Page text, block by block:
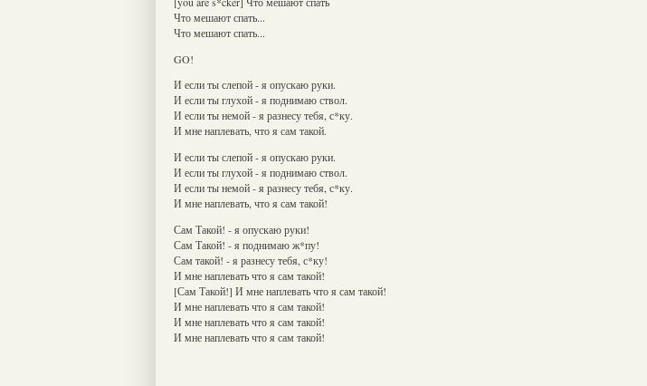
Что мешают спать...
Что мешают спать...
GO!
И если ты слепой - я опускаю руки.
И если ты глухой - я поднимаю ствол.
И если ты немой - я разнесу тебя, с*ку.
И мне наплевать, что я сам такой.
И если ты слепой - я опускаю руки.
И если ты глухой - я поднимаю ствол.
И если ты немой - я разнесу тебя, с*ку.
И мне наплевать, что я сам такой!
Сам Такой! - я опускаю руки!
Сам Такой! - я поднимаю ж*пу!
Сам такой! - я разнесу тебя, с*ку!
И мне наплевать что я сам такой!
[Сам Такой!] И мне наплевать что я сам такой!
И мне наплевать что я сам такой!
И мне наплевать что я сам такой!
И мне наплевать что я сам такой!